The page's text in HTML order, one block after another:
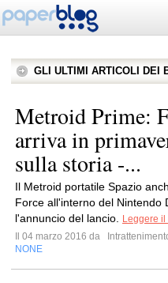
GLI ULTIMI ARTICOLI DEI
Metroid Prime:
arriva in
sulla storia -...
Il Metroid portatile Spazio
Force all'interno del Nintendo
l'annuncio del lancio.
Leggere
Il 04 marzo 2016 da
NONE